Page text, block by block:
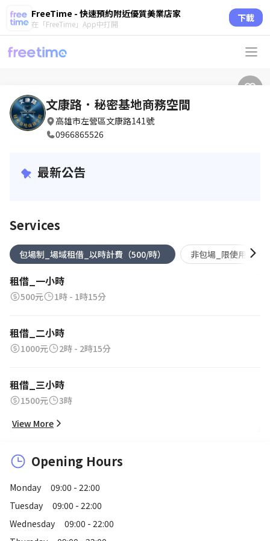
FreeTime - 快速預約附近優質美業店家
在「FreeTime」App中打開 下載
文康路．秘密基地商務空間
高雄市左營區文康路141號
0966865526
最新公告
Services
包場制_場域租借_以時計費（500/時） 非包場_限使用一樓
租借_一小時
500元 1時 - 1時15分
租借_二小時
1000元 2時 - 2時15分
租借_三小時
1500元
3時
View More
Opening Hours
Monday
09:00 - 22:00
Tuesday
09:00 - 22:00
Wednesday
09:00 - 22:00